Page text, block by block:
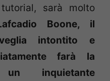
sarà molto
Boone, il
intontito e
farà la
inquietante